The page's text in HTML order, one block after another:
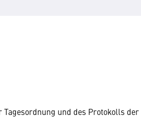
und des Protokolls der